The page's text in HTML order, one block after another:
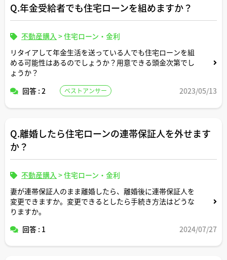
Q.年金受給者でも住宅ローンを組めますか？
不動産購入 >住宅ローン・金利
リタイアして年金生活を送っている人でも住宅ローンを組
める可能性はあるのでしょうか？用意できる頭金次第でし
ょうか？
回答 : 2
ベストアンサー 2023/05/13
Q.離婚したら住宅ローンの連帯保証人を外せます
か？
不動産購入 >住宅ローン・金利
妻が連帯保証人のまま離婚したら、離婚後に連帯保証人を
変更できますか。変更できるとしたら手続き方法はどうな
りますか。
回答 : 1
2024/07/27